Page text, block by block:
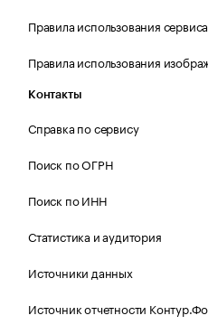
Правила использования сервиса
Правила использования
Контакты
Справка по сервису
Поиск по ОГРН
Поиск по ИНН
Статистика и аудитория
Источники данных
Источник отчетности